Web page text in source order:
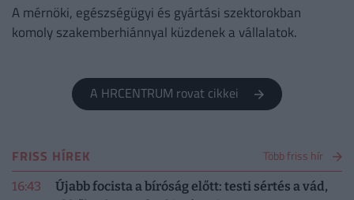
A mérnöki, egészségügyi és gyártási szektorokban
komoly szakemberhiánnyal küzdenek a vállalatok.
A HRCENTRUM rovat cikkei
FRISS HÍREK Több friss hír
16:43
Újabb focista a bíróság előtt: testi sértés a vád,